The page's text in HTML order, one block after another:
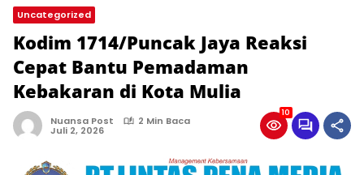
Uncategorized
Kodim 1714/Puncak Jaya Reaksi
Cepat Bantu Pemadaman
Kebakaran di Kota Mulia
Nuansa Post 2 Min Baca
Juli 2, 2026
10